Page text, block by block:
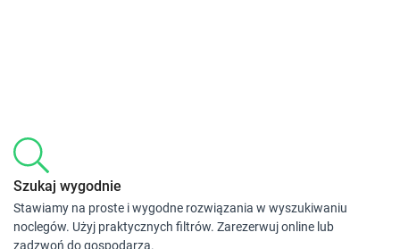
Szukaj wygodnie
Stawiamy na proste i wygodne rozwiązania w wyszukiwaniu
noclegów. Użyj praktycznych filtrów. Zarezerwuj online lub
zadzwoń do gospodarza.